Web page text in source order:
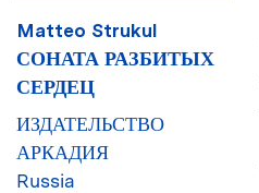
Matteo Strukul
СОНАТА РАЗБИТЫХ
СЕРДЕЦ
ИЗДАТЕЛЬСТВО
АРКАДИЯ
Russia